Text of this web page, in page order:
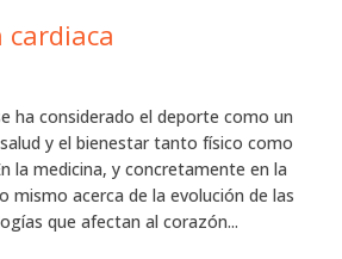
cardiaca
ha considerado el deporte como un
y el bienestar tanto físico como
la medicina, y concretamente en la
mismo acerca de la evolución de las
que afectan al corazón...